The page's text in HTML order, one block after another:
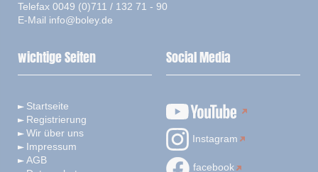
Telefax 0049 (0)711 / 132 71 - 90
E-Mail info@boley.de
wichtige Seiten
Startseite
Registrierung
Wir über uns
Impressum
AGB
Social Media
Instagram
facebook